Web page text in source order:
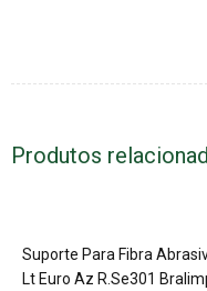
Produtos
Suporte Para Fibra
Lt Euro Az R.Se301